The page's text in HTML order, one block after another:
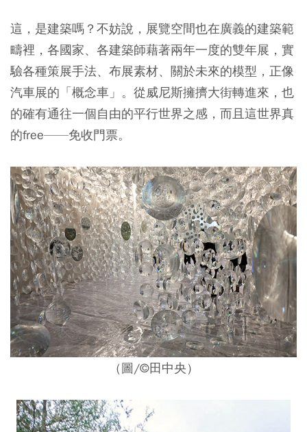
這，是建築嗎？不妨說，展覽空間也在廣義的建築範
疇裡，各國家、各建築師藉著兩年一度的雙年展，實
驗各種策展手法、布展素材、關於未來的模型，正像
汽車展的「概念車」。從威尼斯擁擠大街轉進來，也
的確有通往一個自由的平行世界之感，而且這世界真
的free——免收門票。
（圖/©田中央）